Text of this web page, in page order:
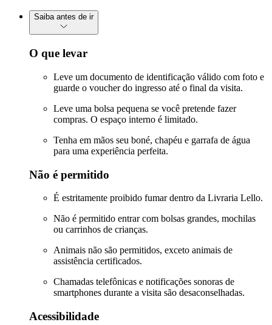
Saiba antes de ir
O que levar
Leve um documento de identificação válido com foto e
guarde o voucher do ingresso até o final da visita.
Leve uma bolsa pequena se você pretende fazer
compras. O espaço interno é limitado.
Tenha em mãos seu boné, chapéu e garrafa de água
para uma experiência perfeita.
Não é permitido
É estritamente proibido fumar dentro da Livraria Lello.
Não é permitido entrar com bolsas grandes, mochilas
ou carrinhos de crianças.
Animais não são permitidos, exceto animais de
assistência certificados.
Chamadas telefônicas e notificações sonoras de
smartphones durante a visita são desaconselhadas.
Acessibilidade